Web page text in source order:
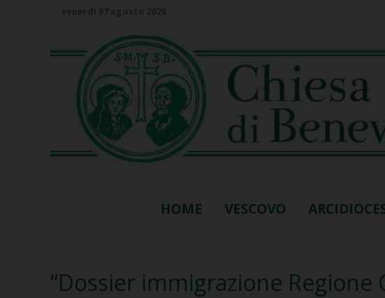
HOME VESCOVO
“Dossier immigrazione Regione